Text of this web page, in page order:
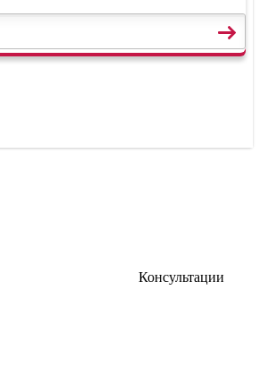
Консультации